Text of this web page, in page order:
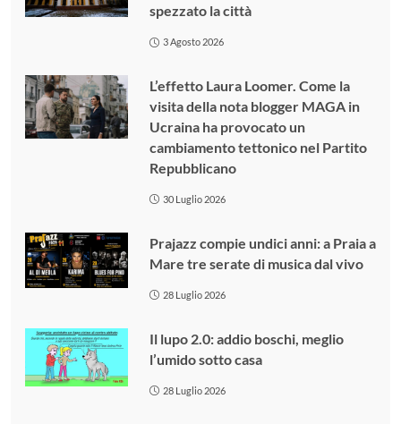
spezzato la città
3 Agosto 2026
L’effetto Laura Loomer. Come la
visita della nota blogger MAGA in
Ucraina ha provocato un
cambiamento tettonico nel Partito
Repubblicano
30 Luglio 2026
Prajazz compie undici anni: a Praia a
Mare tre serate di musica dal vivo
28 Luglio 2026
Il lupo 2.0: addio boschi, meglio
l’umido sotto casa
28 Luglio 2026